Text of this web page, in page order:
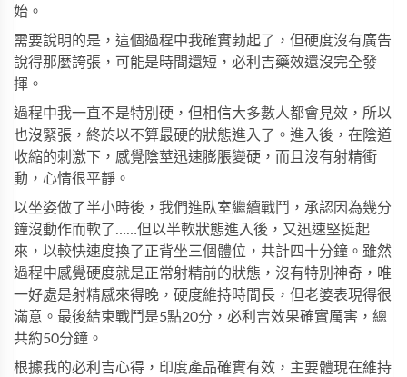
始。
需要說明的是，這個過程中我確實勃起了，但硬度沒有廣告
說得那麼誇張，可能是時間還短， 必利吉藥效還沒完全發
揮。
過程中我一直不是特別硬，但相信大多數人都會見效，所以
也沒緊張，終於以不算最硬的狀態進入了。進入後，在陰道
收縮的刺激下，感覺陰莖迅速膨脹變硬，而且沒有射精衝
動，心情很平靜。
以坐姿做了半小時後，我們進臥室繼續戰鬥，承認因為幾分
鐘沒動作而軟了……但以半軟狀態進入後，又迅速堅挺起
來，以較快速度換了正背坐三個體位，共計四十分鐘。雖然
過程中感覺硬度就是正常射精前的狀態，沒有特別神奇，唯
一好處是射精感來得晚，硬度維持時間長，但老婆表現得很
滿意。最後結束戰鬥是5點20分， 必利吉效果確實厲害，總
共約50分鐘。
根據我的必利吉心得 ，印度產品確實有效，主要體現在維持